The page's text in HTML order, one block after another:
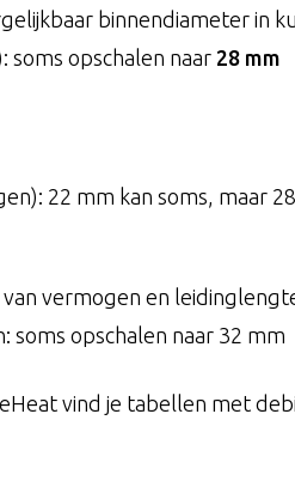
binnendiameter in
soms opschalen naar 28 mm
22 mm kan soms, maar
vermogen en
soms opschalen naar 32 mm
vind je tabellen met